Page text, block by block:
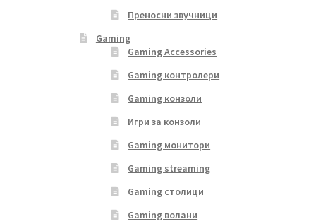
Преносни звучници
Gaming
Gaming Accessories
Gaming контролери
Gaming конзоли
Игри за конзоли
Gaming монитори
Gaming streaming
Gaming столици
Gaming волани